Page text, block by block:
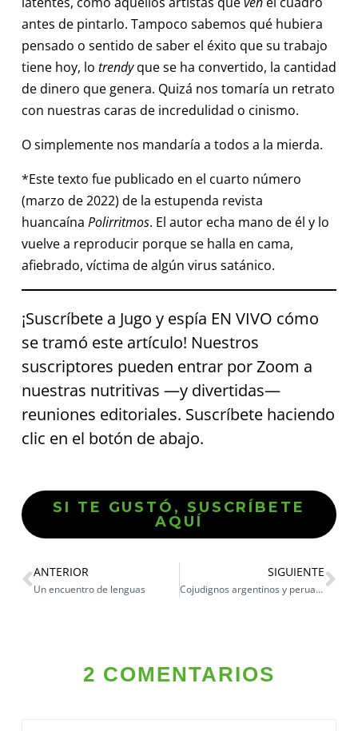
antes de pintarlo. Tampoco sabemos qué hubiera
pensado o sentido de saber el éxito que su trabajo
tiene hoy, lo trendyque se ha convertido, la cantidad
de dinero que genera. Quizá nos tomaría un retrato
con nuestras caras de incredulidad o cinismo.
O simplemente nos mandaría a todos a la mierda.
*Este texto fue publicado en el cuarto número
(marzo de 2022) de la estupenda revista
huancaína Polirritmos. El autor echa mano de él y lo
vuelve a reproducir porque se halla en cama,
afiebrado, víctima de algún virus satánico.
¡Suscríbete a Jugo y espía EN VIVO cómo
se tramó este artículo! Nuestros
suscriptores pueden entrar por Zoom a
nuestras nutritivas —y divertidas—
reuniones editoriales. Suscríbete haciendo
clic en el botón de abajo.
SI TE GUSTÓ, SUSCRÍBETE
AQUÍ
ANTERIOR
Un encuentro de lenguas
SIGUIENTE
Cojudignos argentinos y peruanos
2 COMENTARIOS